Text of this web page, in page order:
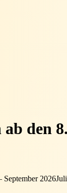
ab den
September 2026